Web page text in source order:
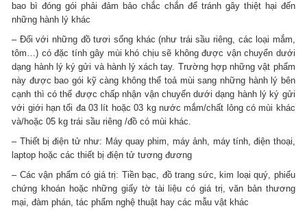
bao bì đóng gói phải đảm bảo chắc chắn để tránh gây thiệt hại đến
những hành lý khác
– Đối với những đồ tươi sống khác (như trái sầu riêng, các loại mắm,
tôm…) có đặc tính gây mùi khó chịu sẽ không được vận chuyển dưới
dạng hành lý ký gửi và hành lý xách tay. Trường hợp những vật phẩm
này được bao gói kỹ càng không thể toả mùi sang những hành lý bên
cạnh thì có thể được chấp nhận vận chuyển dưới dạng hành lý ký gửi
với giới hạn tối đa 03 lít hoặc 03 kg nước mắm/chất lỏng có mùi khác
và/hoặc 05 kg trái sầu riêng /đồ có mùi khác.
– Thiết bị điện tử như: Máy quay phim, máy ảnh, máy tính, điện thoại,
laptop hoặc các thiết bị điện tử tương đương
– Các vận phẩm có giá trị: Tiền bạc, đồ trang sức, kim loại quý, phiếu
chứng khoán hoặc những giấy tờ tài liệu có giá trị, văn bản thương
mại, đàm phán, tác phẩm nghệ thuật hay các mẫu vật khác